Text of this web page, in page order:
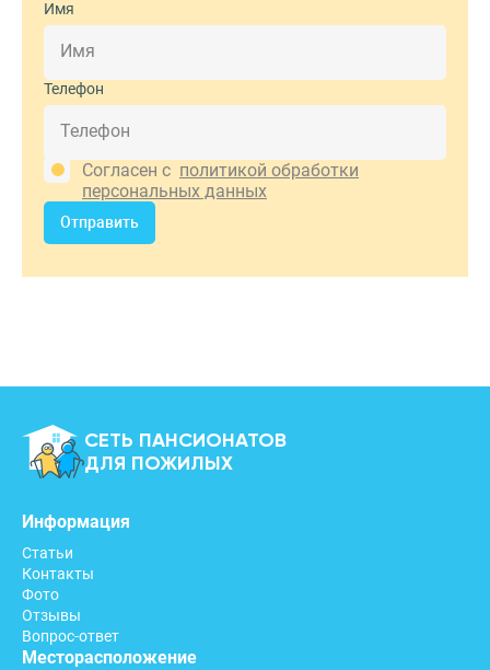
Имя
Телефон
Согласен с политикой обработки
персональных данных
Отправить
СЕТЬ ПАНСИОНАТОВ
ДЛЯ ПОЖИЛЫХ
Информация
Статьи
Контакты
Фото
Отзывы
Вопрос-ответ
Месторасположение